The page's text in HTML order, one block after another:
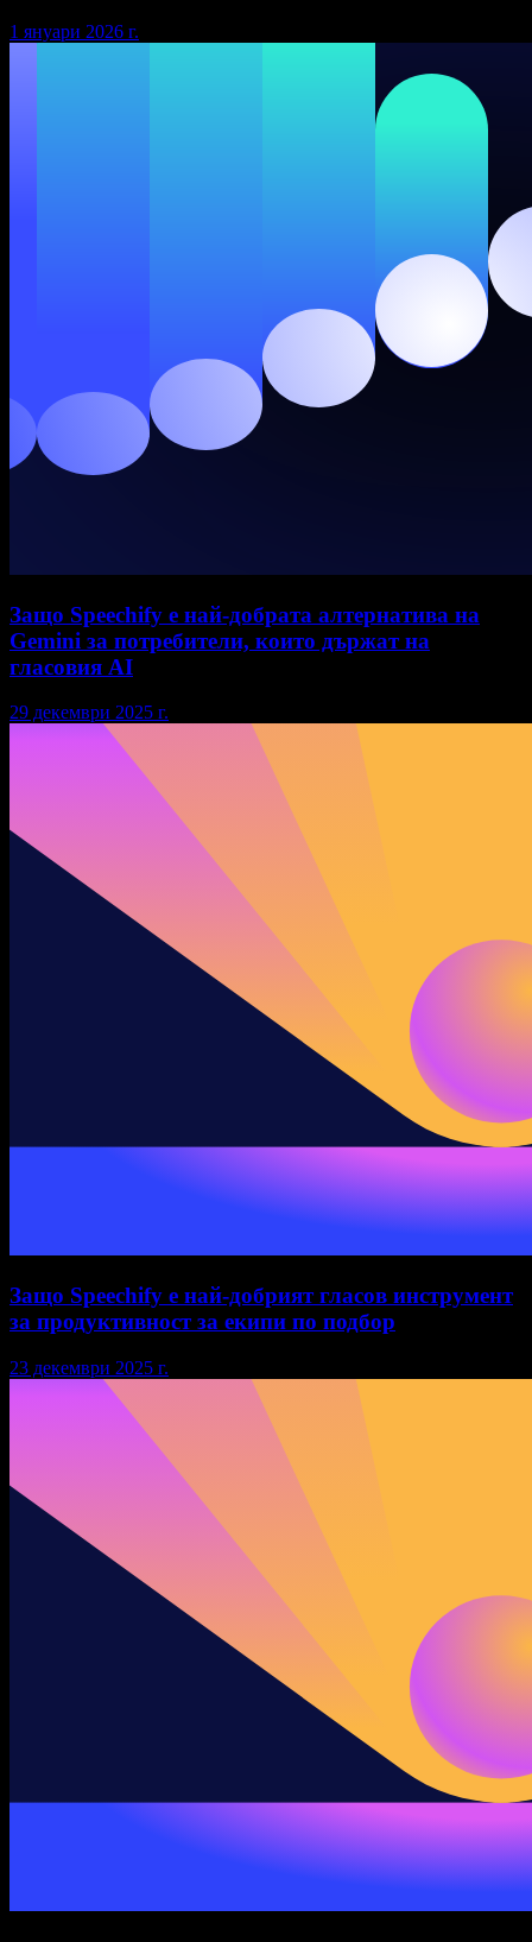
1 януари 2026 г.
Защо Speechify е най-добрата алтернатива на
Gemini за потребители, които държат на
гласовия AI
29 декември 2025 г.
Защо Speechify е най-добрият гласов инструмент
за продуктивност за екипи по подбор
23 декември 2025 г.